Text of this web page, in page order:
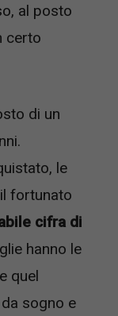
al posto
certo
di un
le
fortunato
cifra di
hanno le
quel
sogno e